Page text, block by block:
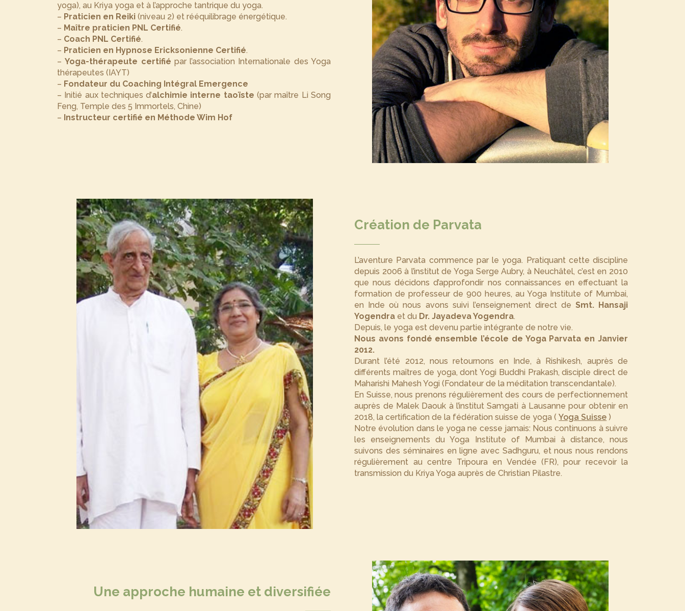
yoga), au Kriya yoga et à l’approche tantrique du yoga.
– Praticien en Reiki (niveau 2) et rééquilibrage énergétique.
– Maître praticien PNL Certifié.
– Coach PNL Certifié.
– Praticien en Hypnose Ericksonienne Certifié.
–Yoga-thérapeute certifié par l’association Internationale des Yoga
thérapeutes (IAYT)
– Fondateur du Coaching Intégral Emergence
– Initié aux techniques d’alchimie interne taoïste (par maître Li Song
Feng, Temple des 5 Immortels, Chine)
– Instructeur certifié en Méthode Wim Hof
Création de Parvata
L’aventure Parvata commence par le yoga. Pratiquant cette discipline
depuis 2006 à l’institut de Yoga Serge Aubry, à Neuchâtel, c’est en 2010
que nous décidons d’approfondir nos connaissances en effectuant la
formation de professeur de 900 heures, au Yoga Institute of Mumbai,
en Inde où nous avons suivi l’enseignement direct de Smt. Hansaji
Yogendra et du Dr. Jayadeva Yogendra.
Depuis, le yoga est devenu partie intégrante de notre vie.
Nous avons fondé ensemble l’école de Yoga Parvata en Janvier
2012.
Durant l’été 2012, nous retournons en Inde, à Rishikesh, auprès de
différents maîtres de yoga, dont Yogi Buddhi Prakash, disciple direct de
Maharishi Mahesh Yogi (Fondateur de la méditation transcendantale).
En Suisse, nous prenons régulièrement des cours de perfectionnement
auprès de Malek Daouk à l’institut Samgati à Lausanne pour obtenir en
2018, la certification de la fédération suisse de yoga (Yoga Suisse )
Notre évolution dans le yoga ne cesse jamais: Nous continuons à suivre
les enseignements du Yoga Institute of Mumbai à distance, nous
suivons des séminaires en ligne avec Sadhguru, et nous nous rendons
régulièrement au centre Tripoura en Vendée (FR), pour recevoir la
transmission du Kriya Yoga auprès de Christian Pilastre.
Une approche humaine et diversifiée